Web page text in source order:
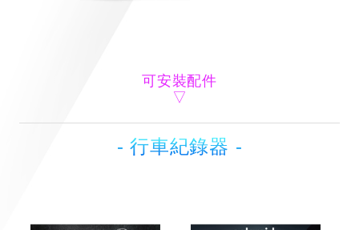
可安裝配件
- 行車紀錄器 -